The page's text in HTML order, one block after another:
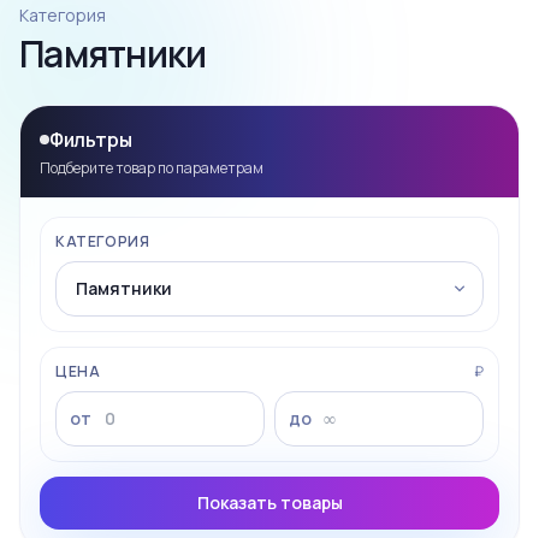
Категория
Памятники
Фильтры
Подберите товар по параметрам
КАТЕГОРИЯ
ЦЕНА ₽
от до
Показать товары